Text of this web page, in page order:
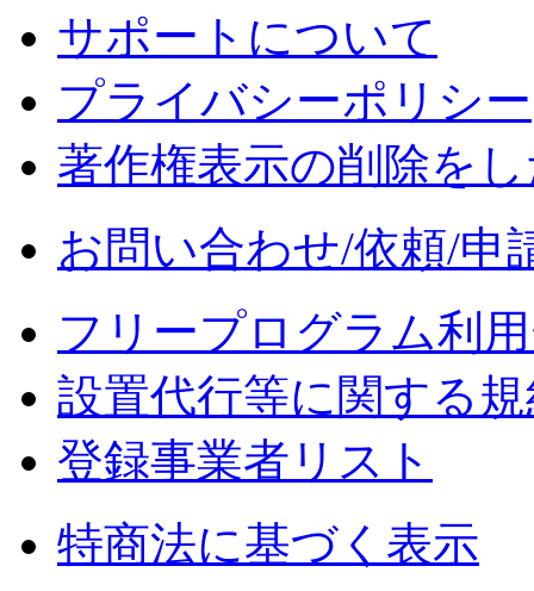
サポートについて
プライバシーポリシー
著作権表示の削除を
お問い合わせ/依頼/申
フリープログラム利
設置代行等に関する
登録事業者リスト
特商法に基づく表示